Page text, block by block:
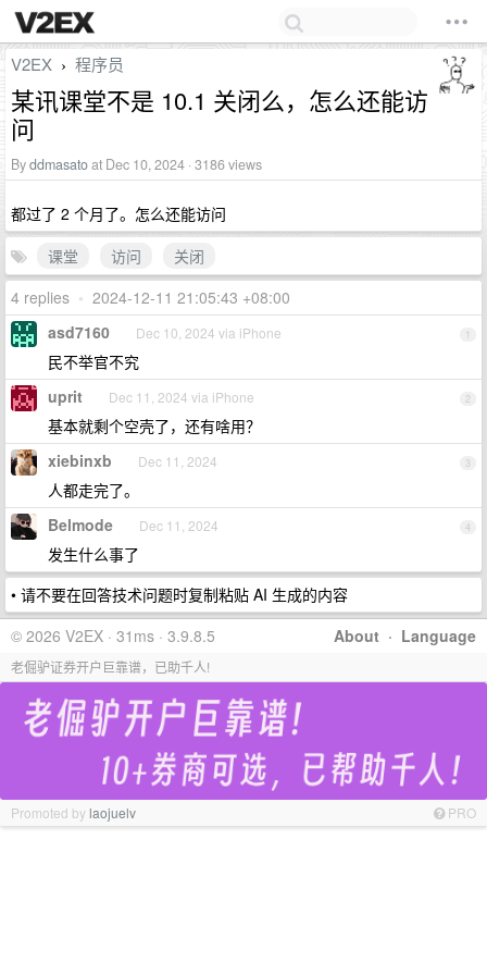
V2EX › 程序员
某讯课堂不是 10.1 关闭么，怎么还能访
问
Byddmasatoat Dec 10, 2024 · 3186 views
都过了 2 个月了。怎么还能访问
课堂
访问
关闭
4 replies • 2024-12-11 21:05:43 +08:00
1
asd7160 Dec 10, 2024 via iPhone
民不举官不究
2
uprit Dec 11, 2024 via iPhone
基本就剩个空壳了，还有啥用？
3
xiebinxb Dec 11, 2024
人都走完了。
4
Belmode Dec 11, 2024
发生什么事了
• 请不要在回答技术问题时复制粘贴 AI 生成的内容
About · Language
© 2026 V2EX · 31ms · 3.9.8.5
老倔驴证券开户巨靠谱，已助千人!
Promoted bylaojuelv PRO